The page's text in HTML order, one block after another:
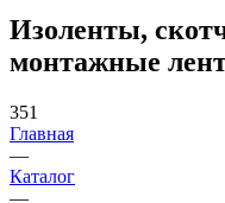
Изоленты,
монтажные
351
Главная
—
Каталог
—